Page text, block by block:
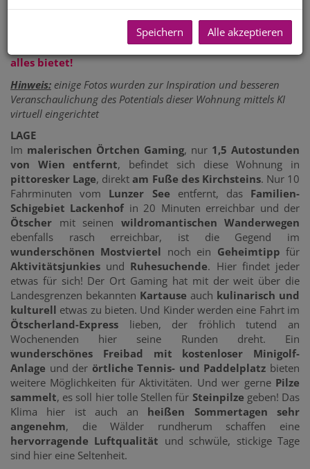
UMGEBUNG NÄHE LUNZER SEE UND ÖTSCHER
Ruhe, Erholung und Entschleunigung oder Wandern,
Schwimmen, Schifahren - ein wunderschöner Ort, der
alles bietet!
Hinweis: einige Fotos wurden zur Inspiration und besseren
Veranschaulichung des Potentials dieser Wohnung mittels KI
virtuell eingerichtet
LAGE
Im malerischen Örtchen Gaming, nur 1,5 Autostunden
von Wien entfernt, befindet sich diese Wohnung in
pittoresker Lage, direktam Fuße des Kirchsteins. Nur 10
Fahrminuten vom Lunzer See entfernt, das Familien-
Schigebiet Lackenhof in 20 Minuten erreichbar und der
Ötscher mit seinen wildromantischen Wanderwegen
ebenfalls rasch erreichbar, ist die Gegend im
wunderschönen Mostviertel noch ein Geheimtippfür
Aktivitätsjunkies und Ruhesuchende. Hier findet jeder
etwas für sich! Der Ort Gaming hat mit der weit über die
Landesgrenzen bekannten Kartause auch kulinarisch und
kulturell etwas zu bieten. Und Kinder werden eine Fahrt im
Ötscherland-Express lieben, der fröhlich tutend an
Wochenenden hier seine Runden dreht. Ein
wunderschönes Freibad
mit kostenloser Minigolf-
Anlage und der örtliche Tennis- und Paddelplatz bieten
weitere Möglichkeiten für Aktivitäten. Und wer gerne Pilze
sammelt, es soll hier tolle Stellen für Steinpilze geben! Das
Klima hier ist auch an heißen Sommertagen sehr
angenehm, die Wälder rundherum schaffen eine
hervorragende Luftqualität und schwüle, stickige Tage
sind hier eine Seltenheit.
Speichern Alle akzeptieren